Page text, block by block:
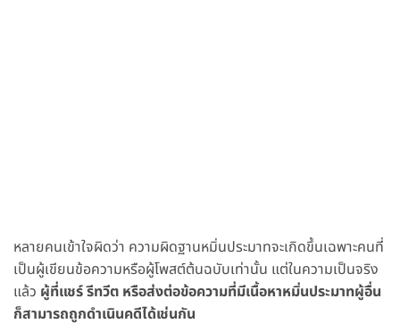
หลายคนเข้าใจผิดว่า ความผิดฐานหมิ่นประมาทจะเกิดขึ้นเฉพาะคนที่
เป็นผู้เขียนข้อความหรือผู้โพสต์ต้นฉบับเท่านั้น แต่ในความเป็นจริง
แล้ว ผู้ที่แชร์ รีทวีต หรือส่งต่อข้อความที่มีเนื้อหาหมิ่นประมาทผู้อื่น
ก็สามารถถูกดำเนินคดีได้เช่นกัน